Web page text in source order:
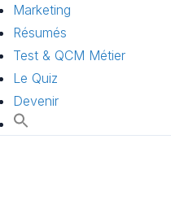
Marketing
Résumés
Test & QCM Métier
Le Quiz
Devenir